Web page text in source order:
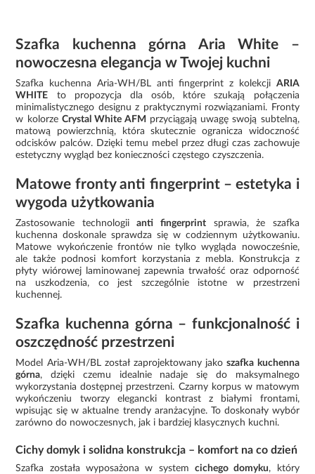
Szafka kuchenna górna Aria White –
nowoczesna elegancja w Twojej kuchni
Szafka kuchenna Aria-WH/BL anti fingerprint z kolekcji ARIA
WHITE to propozycja dla osób, które szukają połączenia
minimalistycznego designu z praktycznymi rozwiązaniami. Fronty
w kolorze Crystal White AFM przyciągają uwagę swoją subtelną,
matową powierzchnią, która skutecznie ogranicza widoczność
odcisków palców. Dzięki temu mebel przez długi czas zachowuje
estetyczny wygląd bez konieczności częstego czyszczenia.
Matowe fronty anti fingerprint – estetyka i
wygoda użytkowania
Zastosowanie technologiianti fingerprint sprawia, że szafka
kuchenna doskonale sprawdza się w codziennym użytkowaniu.
Matowe wykończenie frontów nie tylko wygląda nowocześnie,
ale także podnosi komfort korzystania z mebla. Konstrukcja z
płyty wiórowej laminowanej zapewnia trwałość oraz odporność
na uszkodzenia, co jest szczególnie istotne w przestrzeni
kuchennej.
Szafka kuchenna górna – funkcjonalność i
oszczędność przestrzeni
Model Aria-WH/BL został zaprojektowany jakoszafka kuchenna
górna, dzięki czemu idealnie nadaje się do maksymalnego
wykorzystania dostępnej przestrzeni. Czarny korpus w matowym
wykończeniu tworzy elegancki kontrast z białymi frontami,
wpisując się w aktualne trendy aranżacyjne. To doskonały wybór
zarówno do nowoczesnych, jak i bardziej klasycznych kuchni.
Cichy domyk i solidna konstrukcja – komfort na co dzień
Szafka została wyposażona w system cichego domyku, który